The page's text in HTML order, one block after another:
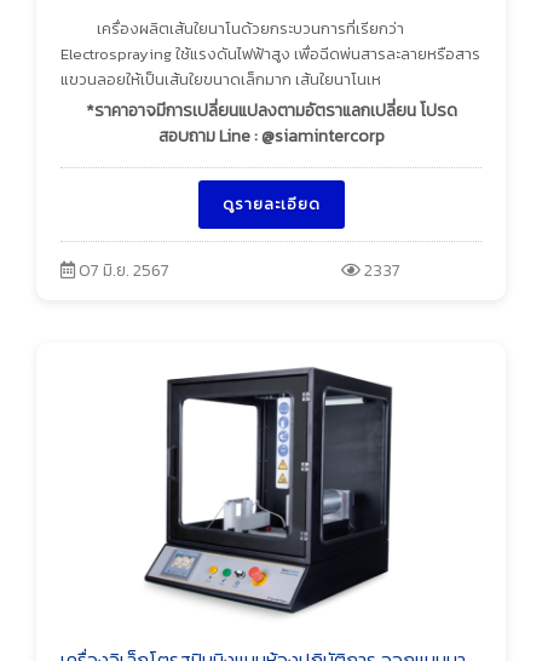
เครื่องผลิตเส้นใยนาโนด้วยกระบวนการที่เรียกว่า
Electrospraying ใช้แรงดันไฟฟ้าสูง เพื่อฉีดพ่นสารละลายหรือสาร
แขวนลอยให้เป็นเส้นใยขนาดเล็กมาก เส้นใยนาโนเห
*ราคาอาจมีการเปลี่ยนแปลงตามอัตราแลกเปลี่ยน โปรด
สอบถาม Line : @siamintercorp
ดูรายละเอียด
07 มิ.ย. 2567 2337